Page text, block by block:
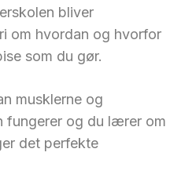
bliver
om hvordan og hvorfor
som du gør.
musklerne og
fungerer og du lærer om
det perfekte